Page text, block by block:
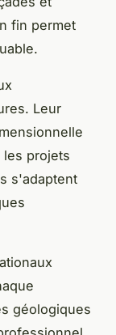
fin permet
Leur
projets
s'adaptent
géologiques